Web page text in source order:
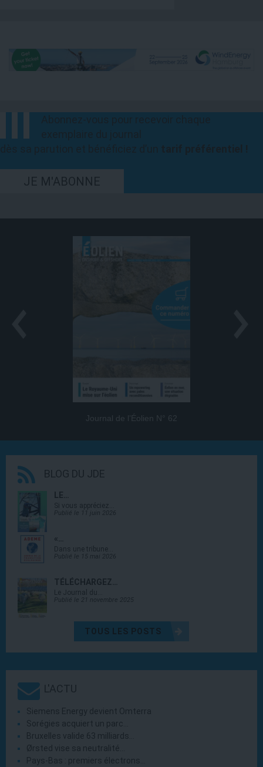
JE M'ABONNE
Journal de l’Éolien N° 62
BLOG DU JDE
LE…
Si vous appréciez…
Publié le 11 juin 2026
«…
Dans une tribune…
Publié le 15 mai 2026
TÉLÉCHARGEZ…
Le Journal du…
Publié le 21 novembre 2025
TOUS LES POSTS
L'ACTU
Siemens Energy devient Omterra
Sorégies acquiert un parc…
Bruxelles valide 63 milliards…
Ørsted vise sa neutralité…
Pays-Bas : premiers électrons…